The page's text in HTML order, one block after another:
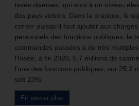
taxes diverses, qui sont à un niveau
des pays voisins. Dans la pratique, le
cerner puisqu’il faut ajouter aux
personnels des fonctions publiques, le
commandes passées à de très
l’Insee, à fin 2020, 5,7 millions de
l’une des fonctions publiques, sur 25,2
soit 23%.
En savoir plus